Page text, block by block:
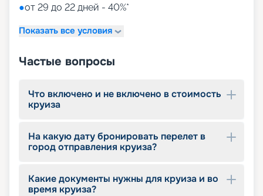
●от 29 до 22 дней - 40%*
Показать все условия
Частые вопросы
Что включено и не включено в стоимость
круиза
На какую дату бронировать перелет в
город отправления круиза?
Какие документы нужны для круиза и во
время круиза?